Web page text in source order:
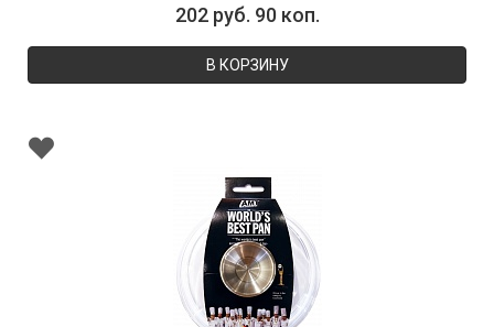
202 руб. 90 коп.
В КОРЗИНУ